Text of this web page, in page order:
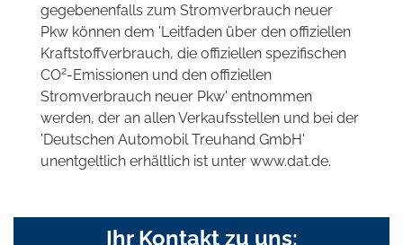
gegebenenfalls zum Stromverbrauch neuer
Pkw können dem 'Leitfaden über den offiziellen
Kraftstoffverbrauch, die offiziellen spezifischen
CO2-Emissionen und den offiziellen
Stromverbrauch neuer Pkw' entnommen
werden, der an allen Verkaufsstellen und bei der
'Deutschen Automobil Treuhand GmbH'
unentgeltlich erhältlich ist unter www.dat.de.
Ihr Kontakt zu uns: